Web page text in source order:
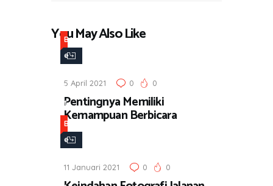
You May Also Like
B
e
i
t
a
5 April 2021 0 0
Pentingnya Memiliki
Kemampuan Berbicara
B
e
i
11 Januari 2021 0 0